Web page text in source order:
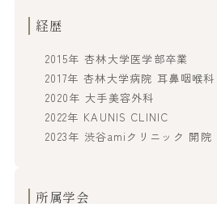
経歴
2015年 杏林大学医学部卒業
2017年 杏林大学病院 耳鼻咽喉科
2020年 大手美容外科
2022年 KAUNIS CLINIC
2023年 渋谷amiクリニック 開院
所属学会